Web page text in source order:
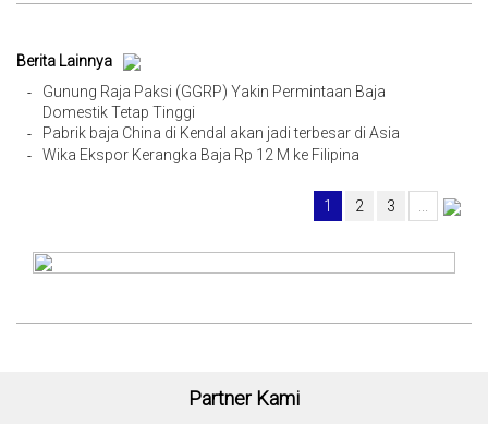
Berita Lainnya
-
Gunung Raja Paksi (GGRP) Yakin Permintaan Baja
Domestik Tetap Tinggi
-
Pabrik baja China di Kendal akan jadi terbesar di Asia
-
Wika Ekspor Kerangka Baja Rp 12 M ke Filipina
1 2 3
Partner Kami